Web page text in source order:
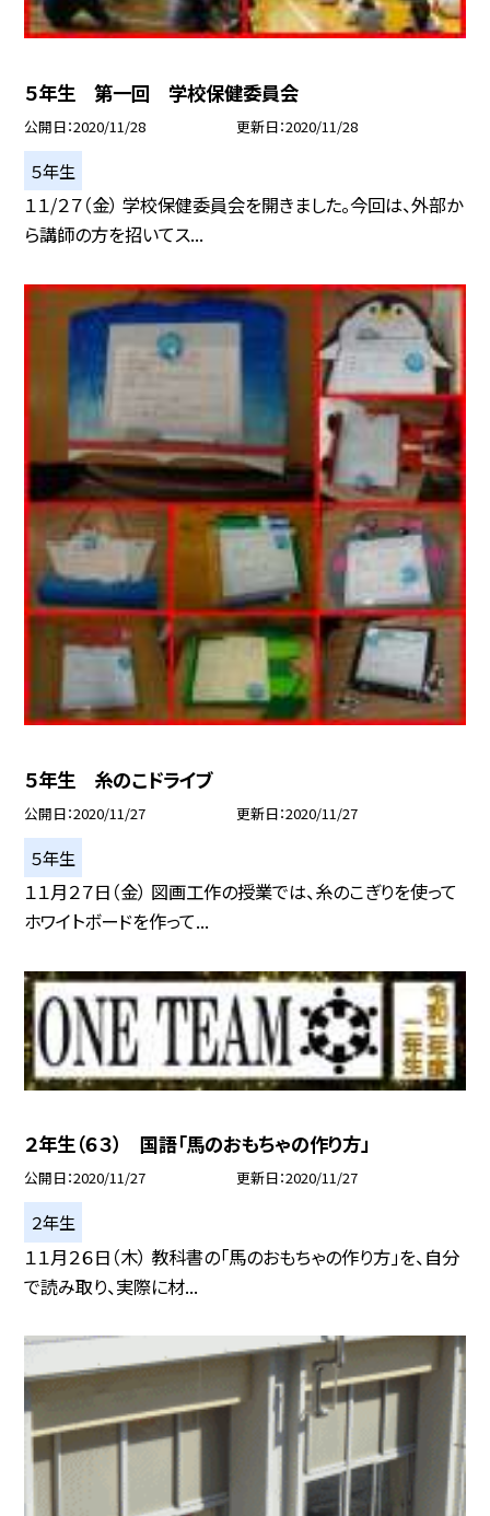
５年生 第一回 学校保健委員会
公開日 2020/11/28 更新日 2020/11/28
５年生
１１/２７（金） 学校保健委員会を開きました。今回は、外部か
ら講師の方を招いてス...
５年生 糸のこドライブ
公開日 2020/11/27 更新日 2020/11/27
５年生
１１月２７日（金） 図画工作の授業では、糸のこぎりを使って
ホワイトボードを作って...
２年生（６３） 国語「馬のおもちゃの作り方」
公開日 2020/11/27 更新日 2020/11/27
２年生
１１月２６日（木） 教科書の「馬のおもちゃの作り方」を、自分
で読み取り、実際に材...